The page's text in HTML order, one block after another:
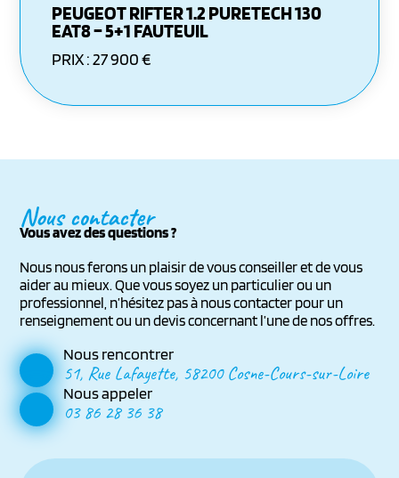
PEUGEOT RIFTER 1.2 PURETECH 130
EAT8 – 5+1 FAUTEUIL
PRIX : 27 900 €
Nous contacter
Vous avez des questions ?
Nous nous ferons un plaisir de vous conseiller et de vous
aider au mieux. Que vous soyez un particulier ou un
professionnel, n’hésitez pas à nous contacter pour un
renseignement ou un devis concernant l’une de nos offres.
Nous rencontrer
51, Rue Lafayette, 58200 Cosne-Cours-sur-Loire
Nous appeler
03 86 28 36 38